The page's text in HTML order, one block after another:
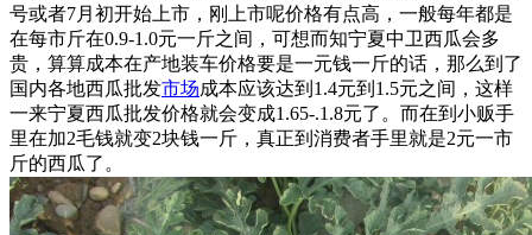
号或者7月初开始上市，刚上市呢价格有点高，一般每年都是
在每市斤在0.9-1.0元一斤之间，可想而知宁夏中卫西瓜会多
贵，算算成本在产地装车价格要是一元钱一斤的话，那么到了
国内各地西瓜批发市场成本应该达到1.4元到1.5元之间，这样
一来宁夏西瓜批发价格就会变成1.65-.1.8元了。而在到小贩手
里在加2毛钱就变2块钱一斤，真正到消费者手里就是2元一市
斤的西瓜了。